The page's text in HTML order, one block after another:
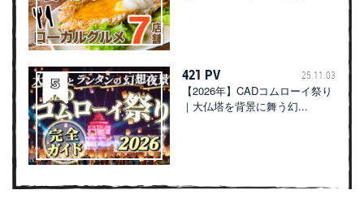
421 PV 25.11.03
【2026年】CADコムローイ祭り
｜大仏塔を背景に舞う幻...